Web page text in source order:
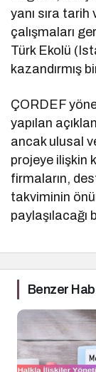
yanı sıra
çalışmaları
Türk Ekolü
kazandırmış
ÇORDEF
yapılan
ancak ulusal
projeye ilişkin
firmaların,
takviminin
paylaşılacağı
Benzer